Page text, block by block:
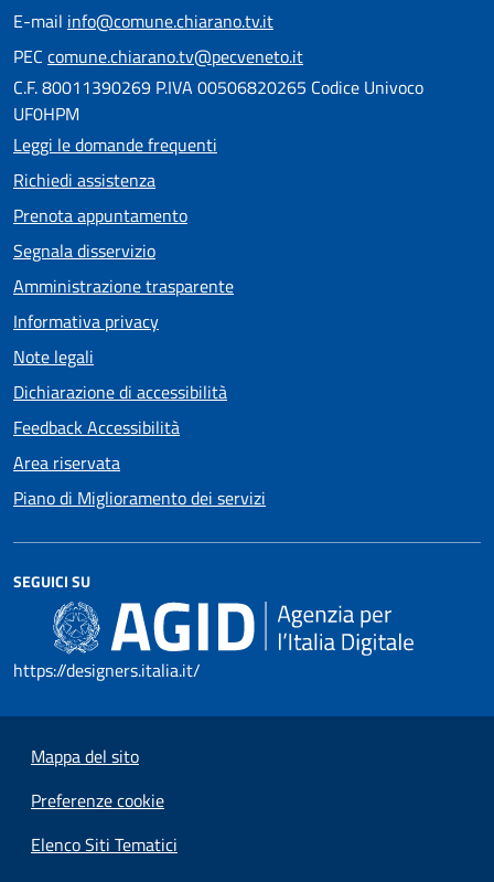
E-mail info@comune.chiarano.tv.it
PEC comune.chiarano.tv@pecveneto.it
C.F. 80011390269 P.IVA 00506820265 Codice Univoco
UF0HPM
Leggi le domande frequenti
Richiedi assistenza
Prenota appuntamento
Segnala disservizio
Amministrazione trasparente
Informativa privacy
Note legali
Dichiarazione di accessibilità
Feedback Accessibilità
Area riservata
Piano di Miglioramento dei servizi
SEGUICI SU
https://designers.italia.it/
Mappa del sito
Preferenze cookie
Elenco Siti Tematici